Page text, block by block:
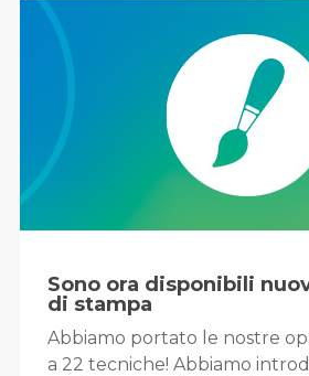
Sono ora disponibili
di stampa
Abbiamo portato le nostre
a 22 tecniche! Abbiamo